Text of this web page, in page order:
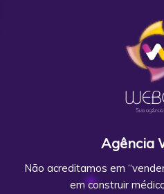
Agência
Não acreditamos em
em construir